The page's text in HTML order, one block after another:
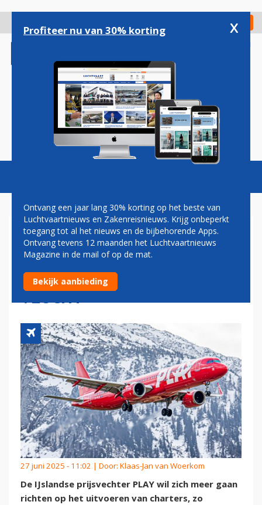
gaan
Check in
Magazine Podcasts Vacatures
PRIJSVECHTER PLAY LIJKT
UITGESPEELD OP SCHIPHOL:
EIND OKTOBER LAATSTE
VLUCHT
27 juni 2025 - 11:02 | Door: Klaas-Jan van Woerkom
De IJslandse prijsvechter PLAY wil zich meer gaan
richten op het uitvoeren van charters, zo
Profiteer nu van 30% korting x
Ontvang een jaar lang 30% korting op het beste van
Luchtvaartnieuws en Zakenreisnieuws. Krijg onbeperkt
toegang tot al het nieuws en de bijbehorende Apps.
Ontvang tevens 12 maanden het Luchtvaartnieuws
Magazine in de mail of op de mat.
Bekijk aanbieding